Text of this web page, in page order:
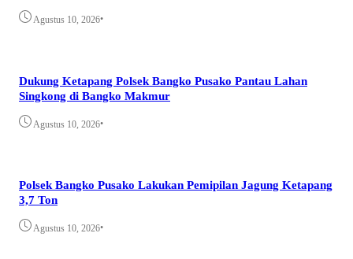
Agustus 10, 2026•
Dukung Ketapang Polsek Bangko Pusako Pantau Lahan
Singkong di Bangko Makmur
Agustus 10, 2026•
Polsek Bangko Pusako Lakukan Pemipilan Jagung Ketapang
3,7 Ton
Agustus 10, 2026•